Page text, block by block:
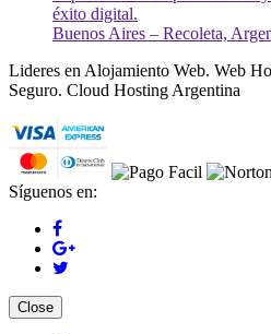
éxito digital.
Buenos Aires – Recoleta,
Lideres en Alojamiento Web. Web
Seguro. Cloud Hosting Argentina
Síguenos en:
Close